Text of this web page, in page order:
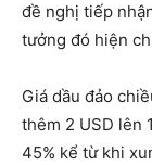
đề nghị tiếp
tưởng đó hiện
Giá dầu đảo
thêm 2 USD lên
45% kể từ khi